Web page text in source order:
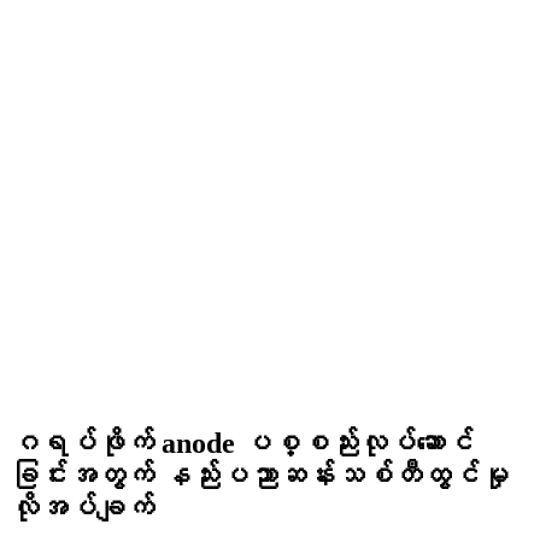
ဂရပ်ဖိုက် anode ပစ္စည်းလုပ်ဆောင်
ခြင်းအတွက် နည်းပညာဆန်းသစ်တီထွင်မှု
လိုအပ်ချက်